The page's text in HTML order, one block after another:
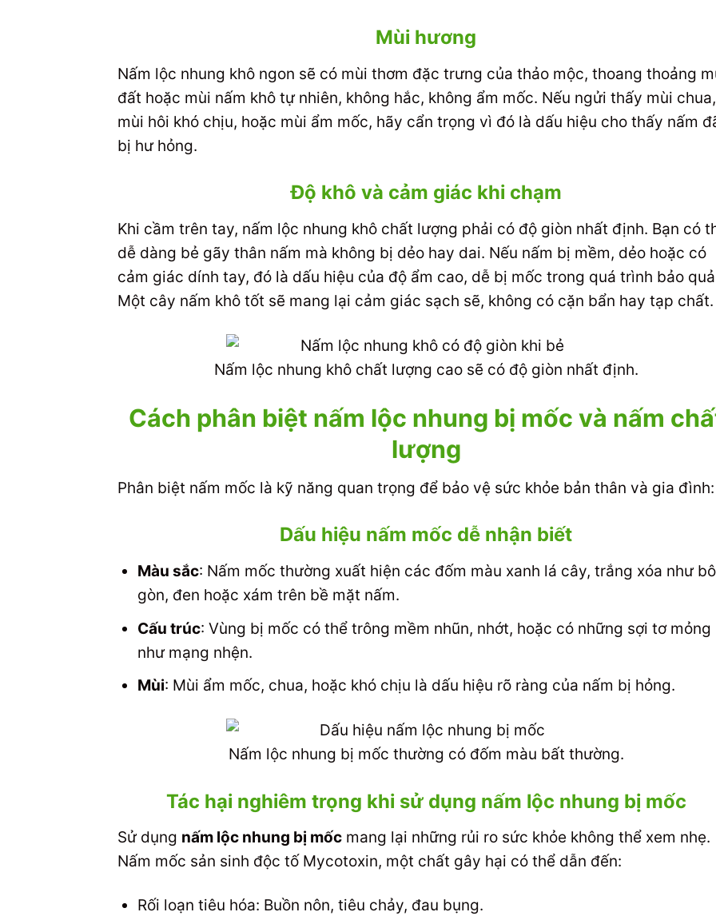
Mùi hương
Nấm lộc nhung khô ngon sẽ có mùi thơm đặc trưng của thảo mộc, thoang thoảng
đất hoặc mùi nấm khô tự nhiên, không hắc, không ẩm mốc. Nếu ngửi thấy mùi chua,
mùi hôi khó chịu, hoặc mùi ẩm mốc, hãy cẩn trọng vì đó là dấu hiệu cho thấy nấm
bị hư hỏng.
Độ khô và cảm giác khi chạm
Khi cầm trên tay, nấm lộc nhung khô chất lượng phải có độ giòn nhất định. Bạn có
dễ dàng bẻ gãy thân nấm mà không bị dẻo hay dai. Nếu nấm bị mềm, dẻo hoặc có
cảm giác dính tay, đó là dấu hiệu của độ ẩm cao, dễ bị mốc trong quá trình bảo
Một cây nấm khô tốt sẽ mang lại cảm giác sạch sẽ, không có cặn bẩn hay tạp chất.
Nấm lộc nhung khô chất lượng cao sẽ có độ giòn nhất định.
Cách phân biệt nấm lộc nhung bị mốc và nấm
lượng
Phân biệt nấm mốc là kỹ năng quan trọng để bảo vệ sức khỏe bản thân và gia đình:
Dấu hiệu nấm mốc dễ nhận biết
Màu sắc: Nấm mốc thường xuất hiện các đốm màu xanh lá cây, trắng xóa như
gòn, đen hoặc xám trên bề mặt nấm.
Cấu trúc: Vùng bị mốc có thể trông mềm nhũn, nhớt, hoặc có những sợi tơ mỏng
như mạng nhện.
Mùi: Mùi ẩm mốc, chua, hoặc khó chịu là dấu hiệu rõ ràng của nấm bị hỏng.
Nấm lộc nhung bị mốc thường có đốm màu bất thường.
Tác hại nghiêm trọng khi sử dụng nấm lộc nhung bị mốc
Sử dụng nấm lộc nhung bị mốc mang lại những rủi ro sức khỏe không thể xem nhẹ.
Nấm mốc sản sinh độc tố Mycotoxin, một chất gây hại có thể dẫn đến:
Rối loạn tiêu hóa: Buồn nôn, tiêu chảy, đau bụng.